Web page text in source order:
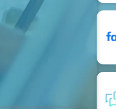
voor auto theorie-examens van